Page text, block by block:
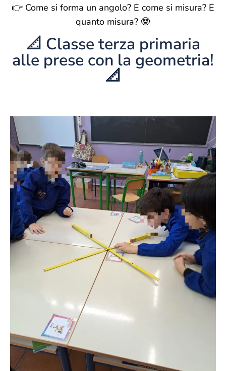
👉 Come si forma un angolo? E come si misura? E
quanto misura? 🤓
📐 Classe terza primaria
alle prese con la geometria!
📐